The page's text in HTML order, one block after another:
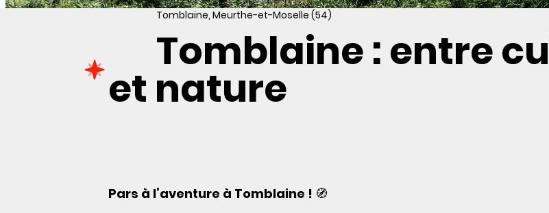
Tomblaine, Meurthe-et-Moselle (54)
Tomblaine : entre
et nature
Pars à l’aventure à Tomblaine ! 🧭